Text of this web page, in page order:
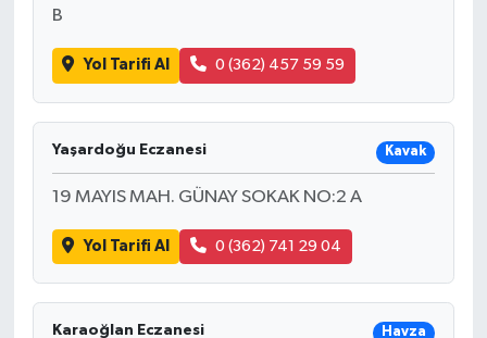
B
Yol Tarifi Al 0 (362) 457 59 59
Yaşardoğu Eczanesi Kavak
19 MAYIS MAH. GÜNAY SOKAK NO:2 A
Yol Tarifi Al 0 (362) 741 29 04
Karaoğlan Eczanesi Havza